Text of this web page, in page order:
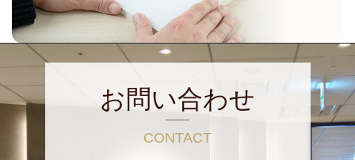
お問い合わせ
CONTACT